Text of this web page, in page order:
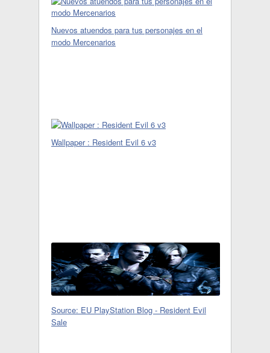
Nuevos atuendos para tus personajes en el
modo Mercenarios
Wallpaper : Resident Evil 6 v3
Source: EU PlayStation Blog - Resident Evil
Sale